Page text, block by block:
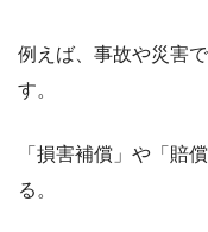
例えば、事故や災害
す。
「損害補償」や「賠
る。